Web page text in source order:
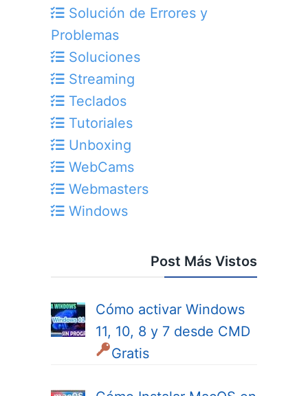
Solución de Errores y
Problemas
Soluciones
Streaming
Teclados
Tutoriales
Unboxing
WebCams
Webmasters
Windows
Post Más Vistos
Cómo activar Windows
11, 10, 8 y 7 desde CMD
Gratis